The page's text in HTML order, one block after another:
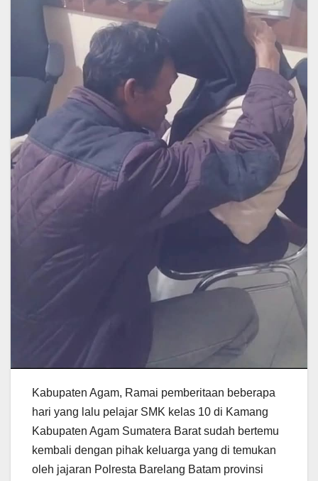
Kabupaten Agam, Ramai pemberitaan beberapa
hari yang lalu pelajar SMK kelas 10 di Kamang
Kabupaten Agam Sumatera Barat sudah bertemu
kembali dengan pihak keluarga yang di temukan
oleh jajaran Polresta Barelang Batam provinsi